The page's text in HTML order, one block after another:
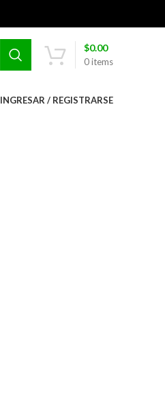
0items
$0.00
INGRESAR / REGISTRARSE